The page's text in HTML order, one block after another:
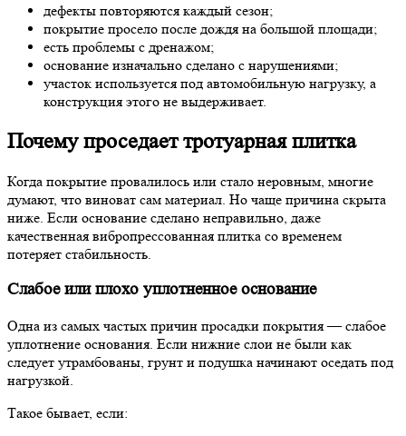
дефекты повторяются каждый сезон;
покрытие просело после дождя на большой площади;
есть проблемы с дренажом;
основание изначально сделано с нарушениями;
участок используется под автомобильную нагрузку, а
конструкция этого не выдерживает.
Почему проседает тротуарная плитка
Когда покрытие провалилось или стало неровным, многие
думают, что виноват сам материал. Но чаще причина скрыта
ниже. Если основание сделано неправильно, даже
качественная вибропрессованная плитка со временем
потеряет стабильность.
Слабое или плохо уплотненное основание
Одна из самых частых причин просадки покрытия — слабое
уплотнение основания. Если нижние слои не были как
следует утрамбованы, грунт и подушка начинают оседать под
нагрузкой.
Такое бывает, если: